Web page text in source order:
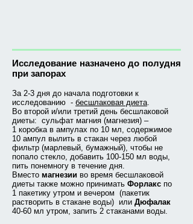
Исследование назначено до полудня
при запорах
За 2-3 дня до начала подготовки к
исследованию - бесшлаковая диета.
Во второй и/или третий день бесшлаковой
диеты: сульфат магния (магнезия) –
1 коробка в ампулах по 10 мл, содержимое
10 ампул вылить в стакан через любой
фильтр (марлевый, бумажный), чтобы не
попало стекло, добавить 100‑150 мл воды,
пить понемногу в течение дня.
Вместо магнезии во время бесшлаковой
диеты также можно принимать Форлакс по
1 пакетику утром и вечером (пакетик
растворить в стакане воды) или Дюфалак
40‑60 мл утром, запить 2 стаканами воды.